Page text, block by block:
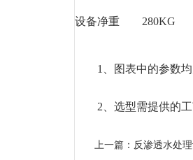
设备净重 280KG
1、图表中的参数均
2、选型需提供的工
上一篇： 反渗透水处